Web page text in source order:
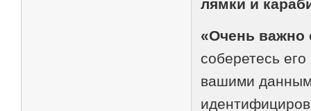
лямки и
«Очень важно
соберетесь
вашими